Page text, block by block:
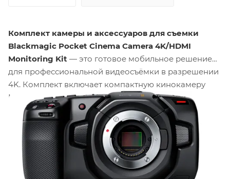
Комплект камеры и аксессуаров для съемки
Blackmagic Pocket Cinema Camera 4K/HDMI
Monitoring Kit — это готовое мобильное решение
для профессиональной видеосъёмки в разрешении
4K. Комплект включает компактную кинокамеру
MFT, яркий внешний монитор и полный набор
аксессуаров для автономной работы, собранный
B&H для съёмки в любых условиях.